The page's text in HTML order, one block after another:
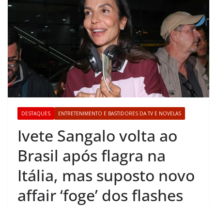
DESTAQUES ENTRETENIMENTO E BASTIDORES DA TV E NOVELAS
Ivete Sangalo volta ao
Brasil após flagra na
Itália, mas suposto novo
affair ‘foge’ dos flashes